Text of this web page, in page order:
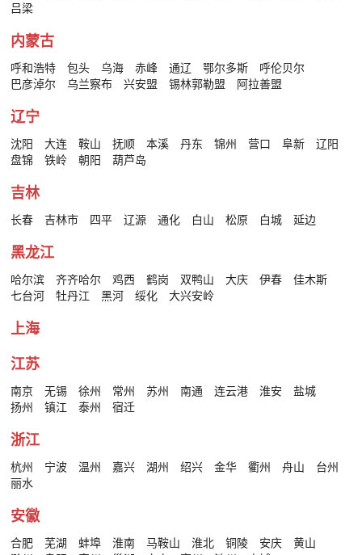
吕梁
内蒙古
呼和浩特 包头 乌海 赤峰 通辽 鄂尔多斯
呼伦贝尔
巴彦淖尔
乌兰察布 兴安盟 锡林郭勒盟 阿拉善盟
辽宁
沈阳 大连 鞍山 抚顺 本溪 丹东 锦州 营口 阜新
辽阳
盘锦
铁岭 朝阳 葫芦岛
吉林
长春 吉林市 四平 辽源 通化 白山 松原 白城 延边
黑龙江
哈尔滨 齐齐哈尔 鸡西 鹤岗 双鸭山 大庆 伊春
佳木斯
七台河
牡丹江 黑河 绥化 大兴安岭
上海
江苏
南京 无锡 徐州 常州 苏州 南通 连云港 淮安
盐城
扬州
镇江 泰州 宿迁
浙江
杭州 宁波 温州 嘉兴 湖州 绍兴 金华 衢州 舟山
台州
丽水
安徽
合肥 芜湖 蚌埠 淮南 马鞍山 淮北 铜陵 安庆
黄山